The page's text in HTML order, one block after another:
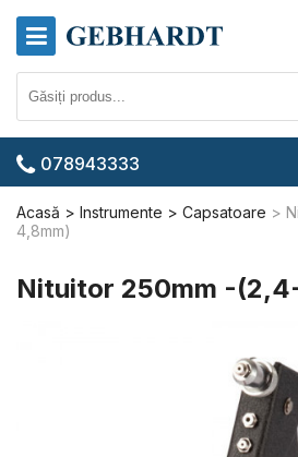
078943333
Acasă Instrumente Capsatoare
4,8mm)
Nituitor 250mm -